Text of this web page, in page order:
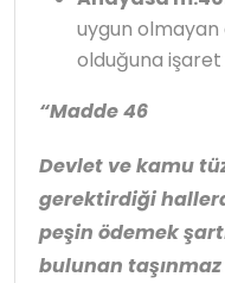
uygun olmayan
olduğuna işaret
“Madde 46
Devlet ve kamu
gerektirdiği
peşin ödemek
bulunan